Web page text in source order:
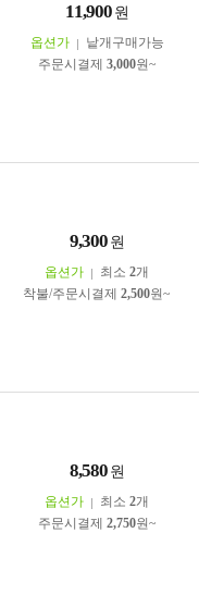
11,900 원
옵션가
낱개구매가능
주문시결제 3,000원~
9,300 원
옵션가 최소 2개
착불/주문시결제 2,500원~
8,580 원
옵션가 최소 2개
주문시결제 2,750원~